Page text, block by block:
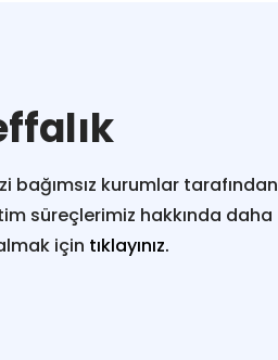
bağımsız kurumlar tarafından
süreçlerimiz hakkında daha
için tıklayınız.